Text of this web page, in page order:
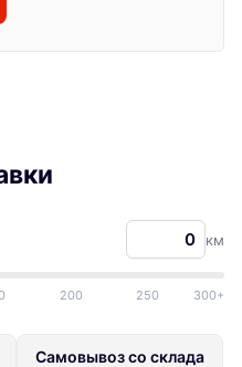
км
200 250 300+
Самовывоз со склада